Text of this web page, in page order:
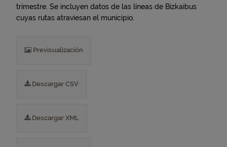
trimestre. Se incluyen datos de las líneas de Bizkaibus
cuyas rutas atraviesan el municipio.
Previsualización
Descargar CSV
Descargar XML